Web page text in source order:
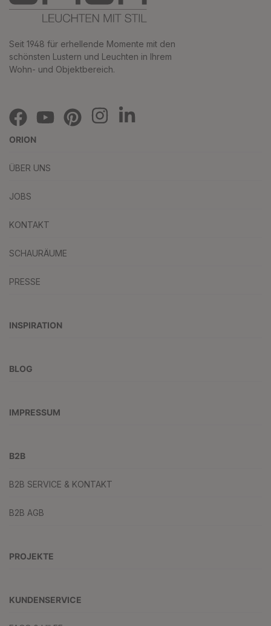
Seit 1948 für erhellende Momente mit den
schönsten Lustern und Leuchten in Ihrem
Wohn- und Objektbereich.
ORION
ÜBER UNS
JOBS
KONTAKT
SCHAURÄUME
PRESSE
INSPIRATION
BLOG
IMPRESSUM
B2B
B2B SERVICE & KONTAKT
B2B AGB
PROJEKTE
KUNDENSERVICE